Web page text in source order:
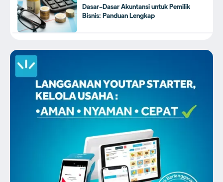
Dasar-Dasar Akuntansi untuk Pemilik
Bisnis: Panduan Lengkap